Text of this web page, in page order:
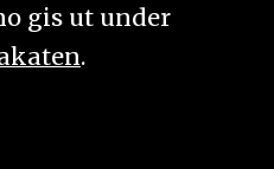
gis ut under
.